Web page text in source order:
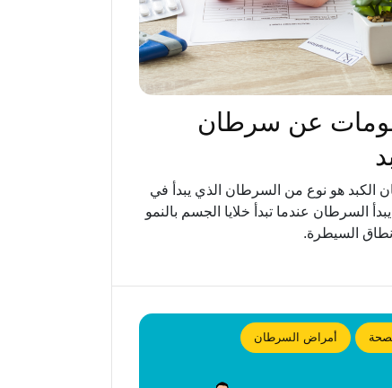
عن سرطان
الكبد هو نوع من السرطان الذي يبدأ في
يبدأ السرطان عندما تبدأ خلايا الجسم بالنمو
السيطرة.
أمراض السرطان